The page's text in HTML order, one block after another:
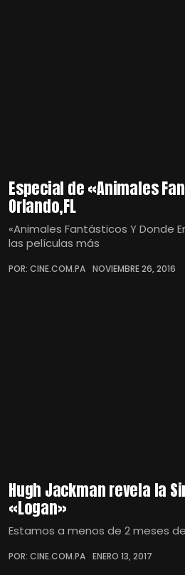
Especial de «Animales
Orlando,FL
«Animales Fantásticos Y Donde
las películas más
POR: CINE.COM.PA NOVIEMBRE 26, 2016
Hugh Jackman revela la
«Logan»
Estamos a menos de 2 meses
POR: CINE.COM.PA ENERO 13, 2017